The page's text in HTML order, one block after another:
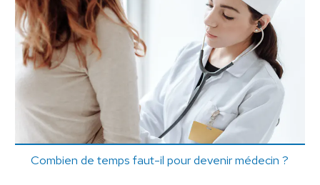
Combien de temps faut-il pour devenir médecin ?